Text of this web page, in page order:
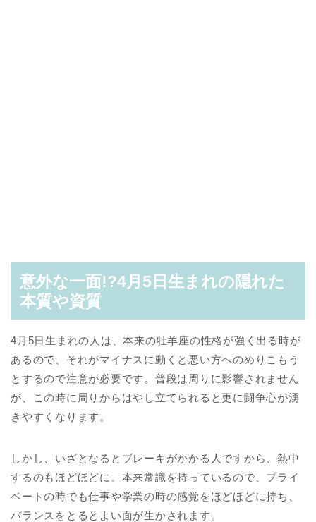
意外な一面!?4月5日生まれの隠れた
本質や資質
4月5日生まれの人は、本来の牡羊座の性格が強く出る時が
あるので、それがマイナスに動くと悪い方へのめりこもう
とするので注意が必要です。普段は周りに影響されません
が、この時に周りからはやし立てられると更に闘争心が湧
きやすくなります。
しかし、いざとなるとブレーキがかかる人ですから、熱中
するのもほどほどに。本来常識を持っているので、プライ
ベートの時でも仕事や学業の時の感覚をほどほどに持ち、
バランスをとるとよい面が生かされます。